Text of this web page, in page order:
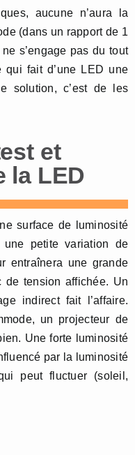
aucune n’aura la
(dans un rapport de 1
s’engage pas du tout
qui fait d’une LED une
solution, c’est de les
et
la LED
surface de luminosité
une petite variation de
entraînera une grande
de tension affichée. Un
indirect fait l’affaire.
un projecteur de
Une forte luminosité
par la luminosité
peut fluctuer (soleil,